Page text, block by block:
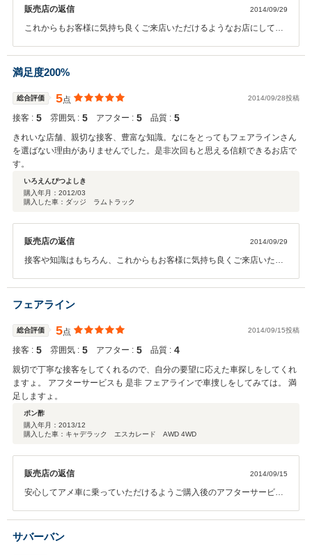
販売店の返信 2014/09/29
これからもお客様に気持ち良くご来店いただけるようなお店にしてい
満足度200%
総合評価 5点 2014/09/28投稿
接客 : 5 雰囲気 : 5 アフター : 5 品質 : 5
きれいな店舗、親切な接客、豊富な知識。なにをとってもフェアラインさん
を選ばない理由がありませんでした。是非次回もと思える信頼できるお店で
す。
いろえんぴつよしき
購入年月： 2012/03
購入した車：ダッジ ラムトラック
販売店の返信 2014/09/29
接客や知識はもちろん、これからもお客様に気持ち良くご来店いただ
す。
フェアライン
総合評価 5点 2014/09/15投稿
接客 : 5 雰囲気 : 5 アフター : 5 品質 : 4
親切で丁寧な接客をしてくれるので、自分の要望に応えた車探しをしてくれ
ますょ。 アフターサービスも 是非 フェアラインで車捜しをしてみては。 満
足しますょ。
ポン酢
購入年月： 2013/12
購入した車：キャデラック エスカレード AWD 4WD
販売店の返信 2014/09/15
安心してアメ車に乗っていただけるようご購入後のアフターサービ
サバーバン